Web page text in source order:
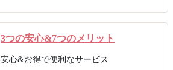
3つの安心&7つのメリット
安心&お得で便利なサービス